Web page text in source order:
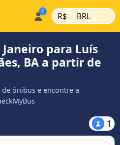
R$ | BRL |
para Luís
BA a partir de
ônibus e encontre a
1